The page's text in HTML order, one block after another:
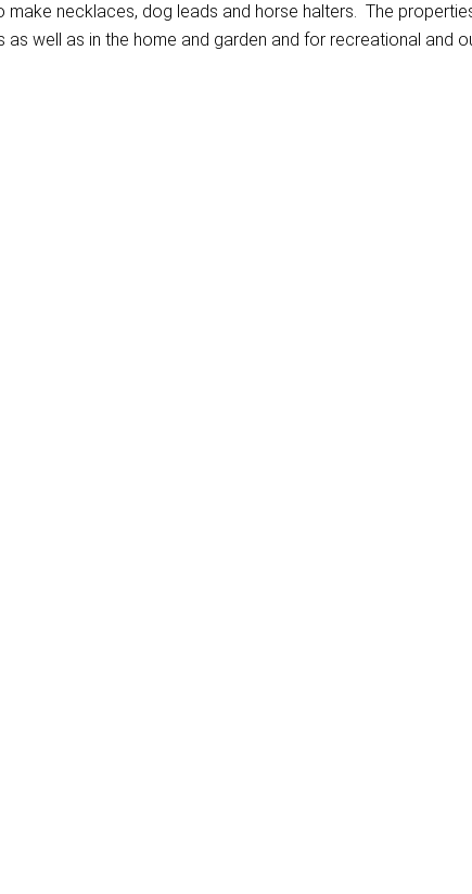
necklaces, dog leads and horse halters. The
well as in the home and garden and for recreational and